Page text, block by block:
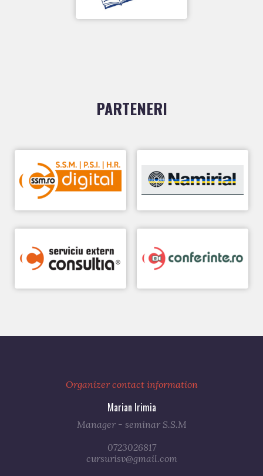
PARTENERI
Organizer contact information
Marian Irimia
Manager - seminar S.S.M
0723026817
cursurisv@gmail.com